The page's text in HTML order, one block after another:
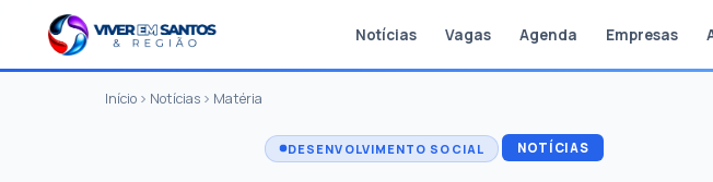
Notícias Vagas Agenda Empresas
Início Notícias Matéria
DESENVOLVIMENTO SOCIAL NOTÍCIAS